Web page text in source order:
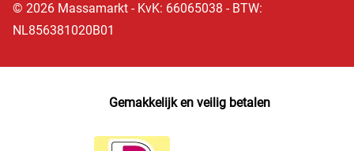
© 2026 Massamarkt - KvK: 66065038 - BTW:
NL856381020B01
Gemakkelijk en veilig betalen